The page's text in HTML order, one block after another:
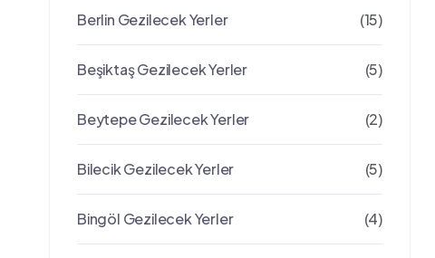
Berlin Gezilecek Yerler (15)
Beşiktaş Gezilecek Yerler (5)
Beytepe Gezilecek Yerler (2)
Bilecik Gezilecek Yerler (5)
Bingöl Gezilecek Yerler (4)